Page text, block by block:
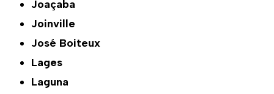
Joaçaba
Joinville
José Boiteux
Lages
Laguna